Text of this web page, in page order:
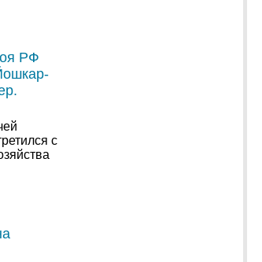
РФ
с